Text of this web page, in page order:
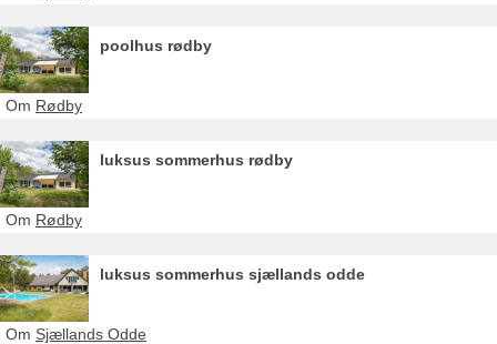
poolhus rødby
Om Rødby
luksus sommerhus rødby
Om Rødby
luksus sommerhus sjællands odde
Om Sjællands Odde